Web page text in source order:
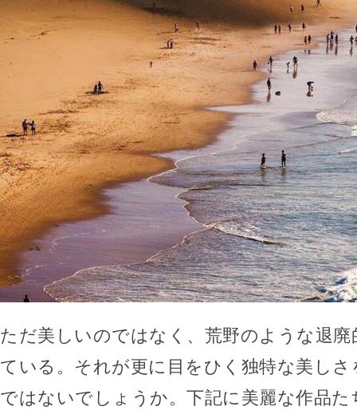
ただ美しいのではなく、荒野のような退廃
ている。それが更に目をひく独特な美し
ではないでしょうか。下記に美麗な作品た